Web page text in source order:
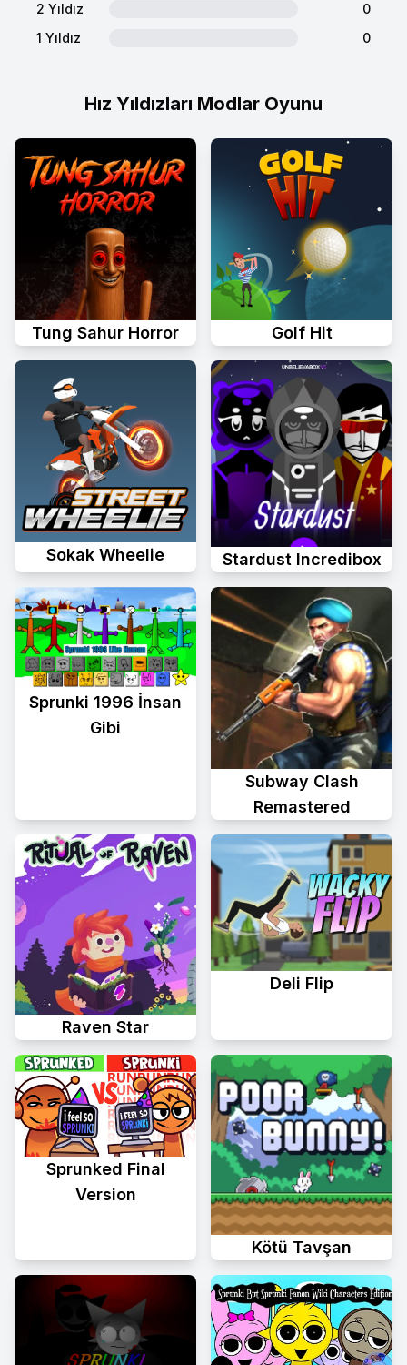
Hız Yıldızları Modlar Oyunu
Tung Sahur Horror Golf Hit
Sokak Wheelie Stardust Incredibox
Sprunki 1996 İnsan
Gibi
Subway Clash
Remastered
Raven Star
Deli Flip
Sprunked Final
Version
Kötü Tavşan
2 Yıldız
0
1 Yıldız
0